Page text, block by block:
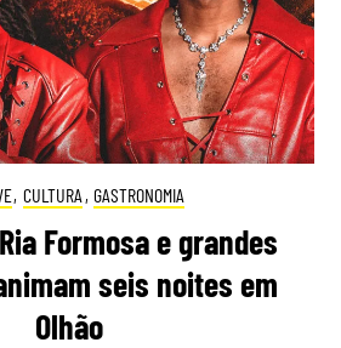
, CULTURA , GASTRONOMIA
Formosa e grandes
seis noites em
Olhão